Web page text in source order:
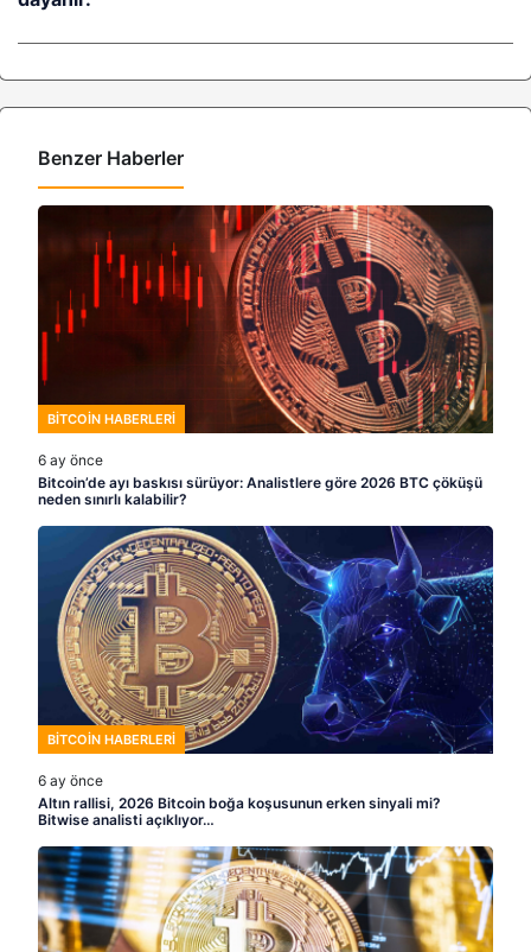
Benzer Haberler
BITCOIN HABERLERI
6 ay önce
Bitcoin’de ayı baskısı sürüyor: Analistlere göre 2026 BTC çöküşü
neden sınırlı kalabilir?
BITCOIN HABERLERI
6 ay önce
Altın rallisi, 2026 Bitcoin boğa koşusunun erken sinyali mi?
Bitwise analisti açıklıyor…